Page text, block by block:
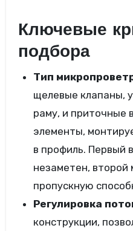
Ключевые
подбора
Тип
щелевые клапаны,
раму, и приточные
элементы,
в профиль. Первый
незаметен,
пропускную
Регулировка
конструкции,